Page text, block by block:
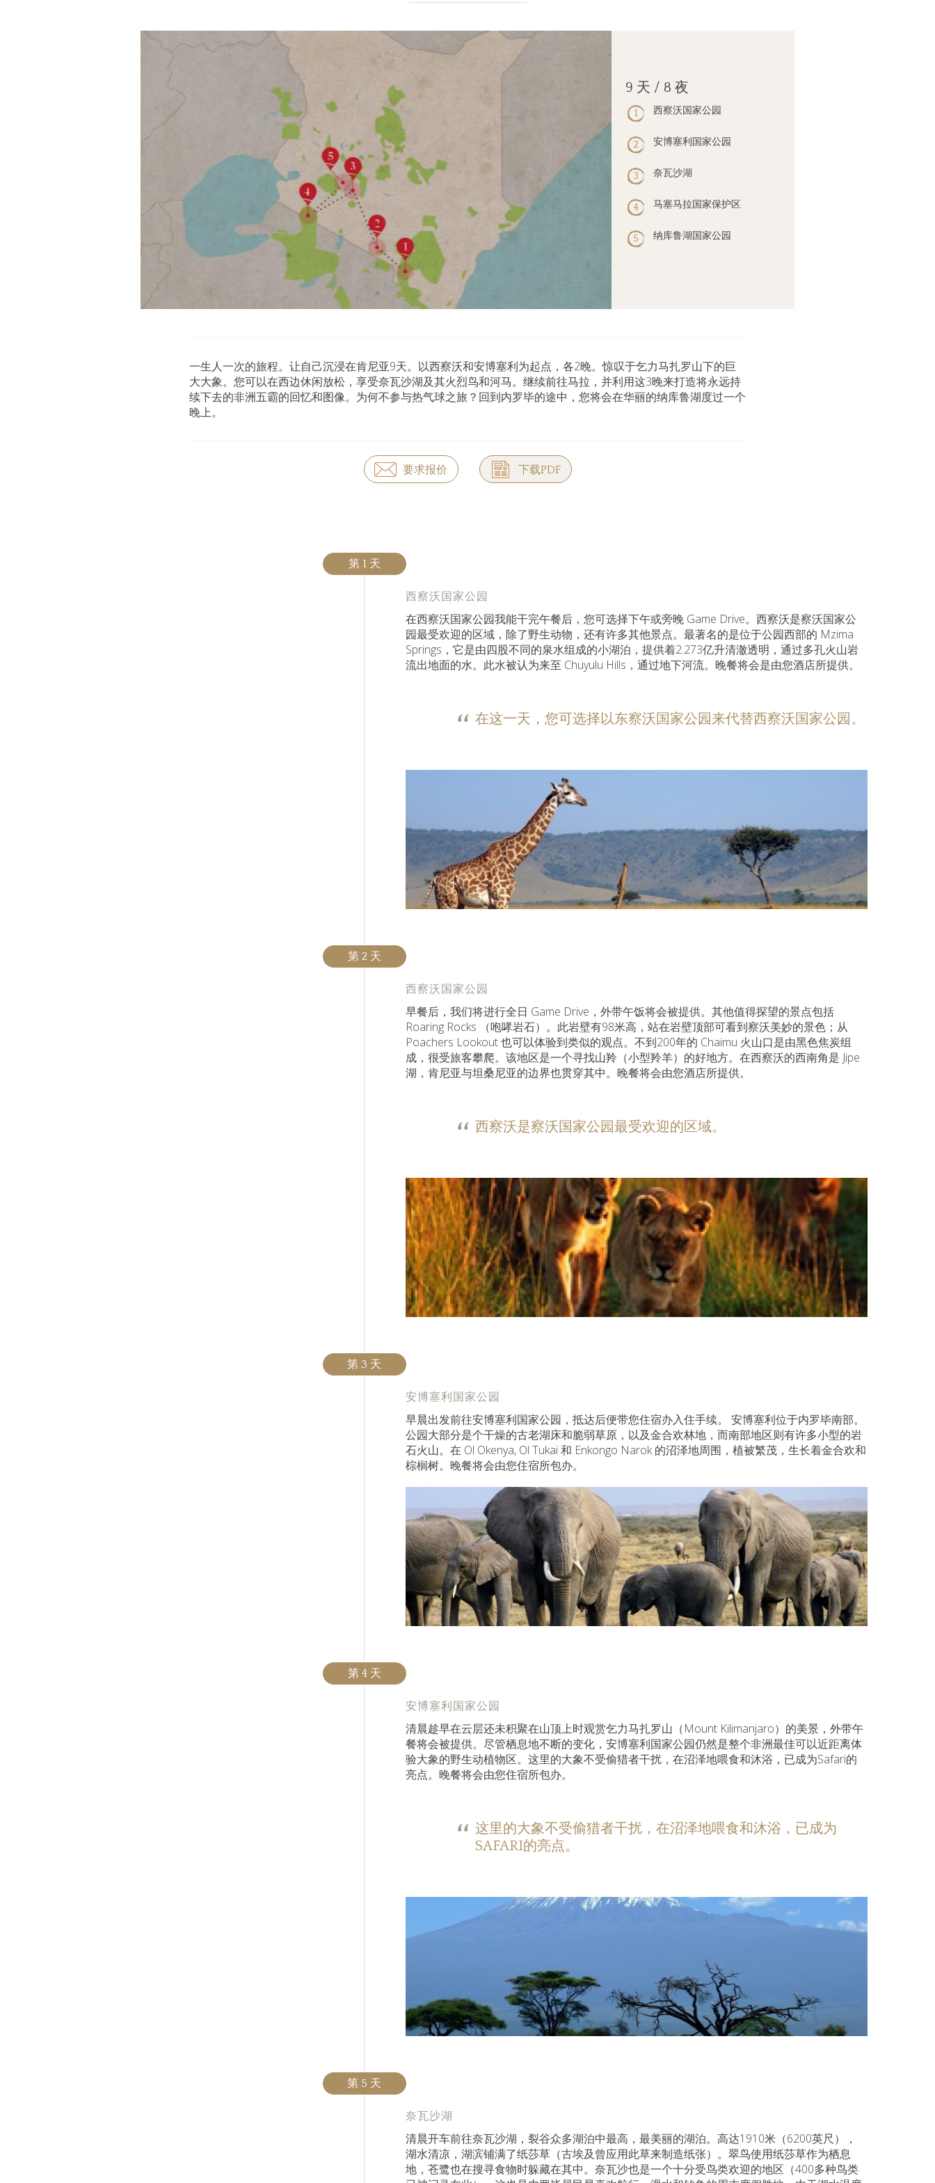
9 天 / 8 夜
西察沃国家公园
安博塞利国家公园
奈瓦沙湖
马塞马拉国家保护区
纳库鲁湖国家公园
一生人一次的旅程。让自己沉浸在肯尼亚9天。以西察沃和安博塞利为起点，各2晚。惊叹于乞力马扎罗山下的巨
大大象。您可以在西边休闲放松，享受奈瓦沙湖及其火烈鸟和河马。继续前往马拉，并利用这3晚来打造将永远持
续下去的非洲五霸的回忆和图像。为何不参与热气球之旅？回到内罗毕的途中，您将会在华丽的纳库鲁湖度过一个
晚上。
要求报价 下载PDF
第 1 天
西察沃国家公园
在西察沃国家公园我能干完午餐后，您可选择下午或旁晚 Game Drive。西察沃是察沃国家公
园最受欢迎的区域，除了野生动物，还有许多其他景点。最著名的是位于公园西部的 Mzima
Springs，它是由四股不同的泉水组成的小湖泊，提供着2.273亿升清澈透明，通过多孔火山岩
流出地面的水。此水被认为来至 Chuyulu Hills，通过地下河流。晚餐将会是由您酒店所提供。
在这一天，您可选择以东察沃国家公园来代替西察沃国家公园。
第 2 天
西察沃国家公园
早餐后，我们将进行全日 Game Drive，外带午饭将会被提供。其他值得探望的景点包括
Roaring Rocks （咆哮岩石）。此岩壁有98米高，站在岩壁顶部可看到察沃美妙的景色；从
Poachers Lookout 也可以体验到类似的观点。不到200年的 Chaimu 火山口是由黑色焦炭组
成，很受旅客攀爬。该地区是一个寻找山羚（小型羚羊）的好地方。在西察沃的西南角是 Jipe
湖，肯尼亚与坦桑尼亚的边界也贯穿其中。晚餐将会由您酒店所提供。
西察沃是察沃国家公园最受欢迎的区域。
第 3 天
安博塞利国家公园
早晨出发前往安博塞利国家公园，抵达后便带您住宿办入住手续。 安博塞利位于内罗毕南部。
公园大部分是个干燥的古老湖床和脆弱草原，以及金合欢林地，而南部地区则有许多小型的岩
石火山。在 Ol Okenya, Ol Tukai 和 Enkongo Narok 的沼泽地周围，植被繁茂，生长着金合欢和
棕榈树。晚餐将会由您住宿所包办。
第 4 天
安博塞利国家公园
清晨趁早在云层还未积聚在山顶上时观赏乞力马扎罗山（Mount Kilimanjaro）的美景，外带午
餐将会被提供。尽管栖息地不断的变化，安博塞利国家公园仍然是整个非洲最佳可以近距离体
验大象的野生动植物区。这里的大象不受偷猎者干扰，在沼泽地喂食和沐浴，已成为Safari的
亮点。晚餐将会由您住宿所包办。
这里的大象不受偷猎者干扰，在沼泽地喂食和沐浴，已成为
SAFARI的亮点。
第 5 天
奈瓦沙湖
清晨开车前往奈瓦沙湖，裂谷众多湖泊中最高，最美丽的湖泊。高达1910米（6200英尺），
湖水清凉，湖滨铺满了纸莎草（古埃及曾应用此草来制造纸张）。翠鸟使用纸莎草作为栖息
地，苍鹭也在搜寻食物时躲藏在其中。奈瓦沙也是一个十分受鸟类欢迎的地区（400多种鸟类